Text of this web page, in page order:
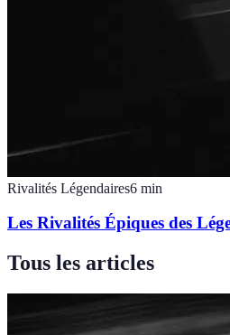
Rivalités Légendaires6 min
Les Rivalités Épiques des
Tous les articles